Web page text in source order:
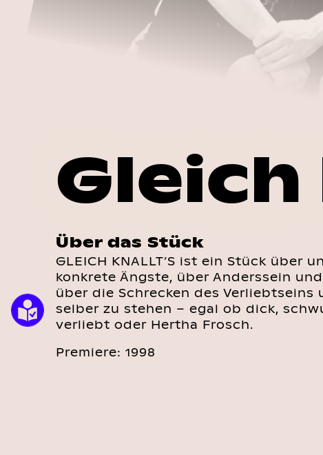
Gleich
Über das Stück
GLEICH KNALLT’S ist ein Stück über
konkrete Ängste, über Anderssein
über die Schrecken des
selber zu stehen – egal ob dick,
verliebt oder Hertha Frosch.
Premiere: 1998